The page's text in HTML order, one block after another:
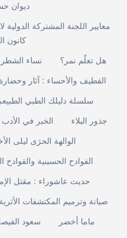
ديوان
معايير اللجنة المشتركة الدولية
كانون
نساء
هل تعلّم نمر؟
القطيف والأحساء : آثار وحضارة
سلسلة دليلك الطبي
الخبر في
جذور البلاء
الوالهة الحرَى ليلى
الفوادح الحسينية والقوادح
حديث عاشوراء : مقتل
صيانة وترميم المكتشفات
سعود
ماما أخضر